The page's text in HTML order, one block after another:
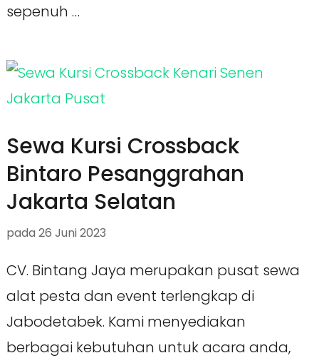
sepenuh …
Sewa Kursi Crossback
Bintaro Pesanggrahan
Jakarta Selatan
pada 26 Juni 2023
CV. Bintang Jaya merupakan pusat sewa
alat pesta dan event terlengkap di
Jabodetabek. Kami menyediakan
berbagai kebutuhan untuk acara anda,